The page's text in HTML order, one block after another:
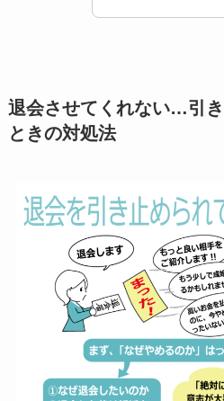
退会させてくれない…引
ときの対処法